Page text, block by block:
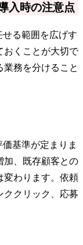
入時の注意点
る範囲を広げす
おくことが大切で
務を分けること
基準が定まりま
加、既存顧客との
変わります。依頼
ククリック、応募